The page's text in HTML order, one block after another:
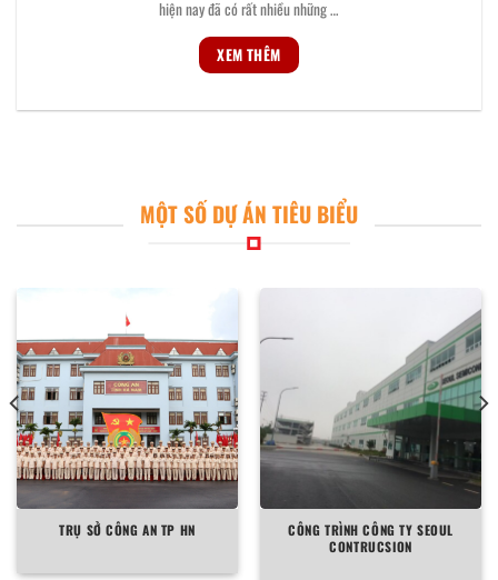
hiện nay đã có rất nhiều những …
XEM THÊM
MỘT SỐ DỰ ÁN TIÊU BIỂU
TRỤ SỞ CÔNG AN TP HN
CÔNG TRÌNH CÔNG TY SEOUL
CONTRUCSION